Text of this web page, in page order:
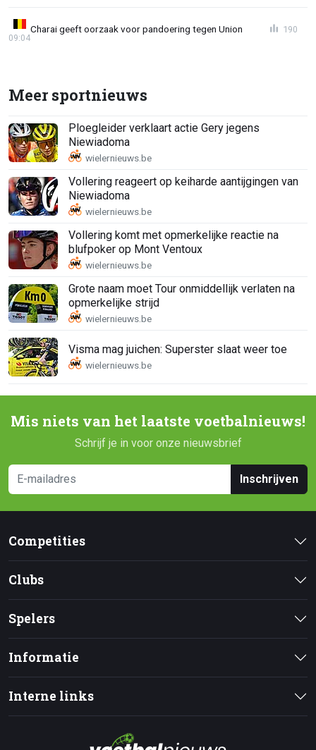
Charai geeft oorzaak voor pandoering tegen Union
09:04
190
Meer sportnieuws
Ploegleider verklaart actie Gery jegens
Niewiadoma
Vollering reageert op keiharde aantijgingen van
Niewiadoma
Vollering komt met opmerkelijke reactie na
blufpoker op Mont Ventoux
Grote naam moet Tour onmiddellijk verlaten na
opmerkelijke strijd
Visma mag juichen: Superster slaat weer toe
Mis niets van het laatste voetbalnieuws!
Schrijf je in voor onze nieuwsbrief
Inschrijven
Competities
Clubs
Spelers
Informatie
Interne links